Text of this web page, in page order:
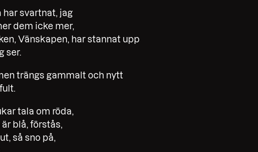
har svartnat, jag
dem icke mer,
Vänskapen, har stannat upp
ser.
trängs gammalt och nytt
tala om röda,
blå, förstås,
så sno på,